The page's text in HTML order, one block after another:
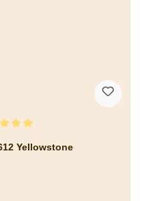
Yellowstone